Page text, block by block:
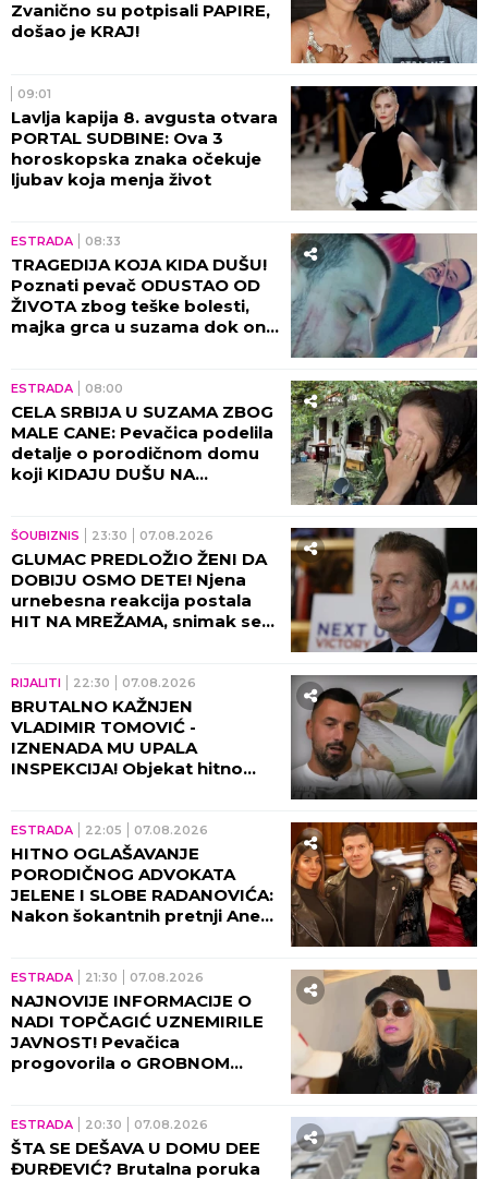
Zvanično su potpisali PAPIRE,
došao je KRAJ!
09:01
Lavlja kapija 8. avgusta otvara
PORTAL SUDBINE: Ova 3
horoskopska znaka očekuje
ljubav koja menja život
ESTRADA 08:33
TRAGEDIJA KOJA KIDA DUŠU!
Poznati pevač ODUSTAO OD
ŽIVOTA zbog teške bolesti,
majka grca u suzama dok on
ESTRADA 08:00
CELA SRBIJA U SUZAMA ZBOG
MALE CANE: Pevačica podelila
detalje o porodičnom domu
koji KIDAJU DUŠU NA
ŠOUBIZNIS 23:30 07.08.2026
GLUMAC PREDLOŽIO ŽENI DA
DOBIJU OSMO DETE! Njena
urnebesna reakcija postala
HIT NA MREŽAMA, snimak se
RIJALITI 22:30 07.08.2026
BRUTALNO KAŽNJEN
VLADIMIR TOMOVIĆ -
IZNENADA MU UPALA
INSPEKCIJA! Objekat hitno
ESTRADA 22:05 07.08.2026
HITNO OGLAŠAVANJE
PORODIČNOG ADVOKATA
JELENE I SLOBE RADANOVIĆA:
Nakon šokantnih pretnji Ane
ESTRADA 21:30 07.08.2026
NAJNOVIJE INFORMACIJE O
NADI TOPČAGIĆ UZNEMIRILE
JAVNOST! Pevačica
progovorila o GROBNOM
ESTRADA 20:30 07.08.2026
ŠTA SE DEŠAVA U DOMU DEE
ĐURĐEVIĆ? Brutalna poruka